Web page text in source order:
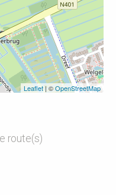
Leaflet| ©OpenStreetMap
route(s)